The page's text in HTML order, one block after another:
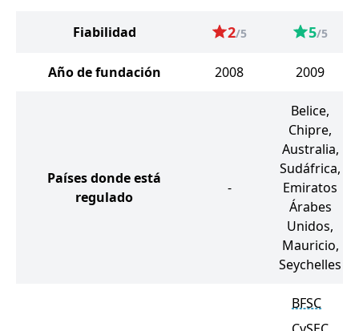
Fiabilidad 2/5 5/5
Año de fundación 2008 2009
Países donde está
regulado
-
Belice,
Chipre,
Australia,
Sudáfrica,
Emiratos
Árabes
Unidos,
Mauricio,
Seychelles
BFSC